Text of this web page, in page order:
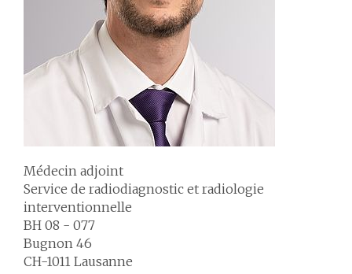
Médecin adjoint
Service de radiodiagnostic et radiologie
interventionnelle
BH 08 - 077
Bugnon 46
CH-1011 Lausanne